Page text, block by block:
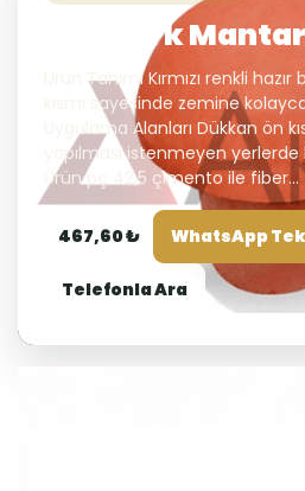
Adil Park
Ürün Tanımı Kırmızı renkli
kısmı sayesinde zemine
Uygulama Alanları Dükkan ön
yapılması istenmeyen yerlerde
Ürün pç 42,5 çimento ile fiber...
467,60 ₺ WhatsApp
Telefonla Ara